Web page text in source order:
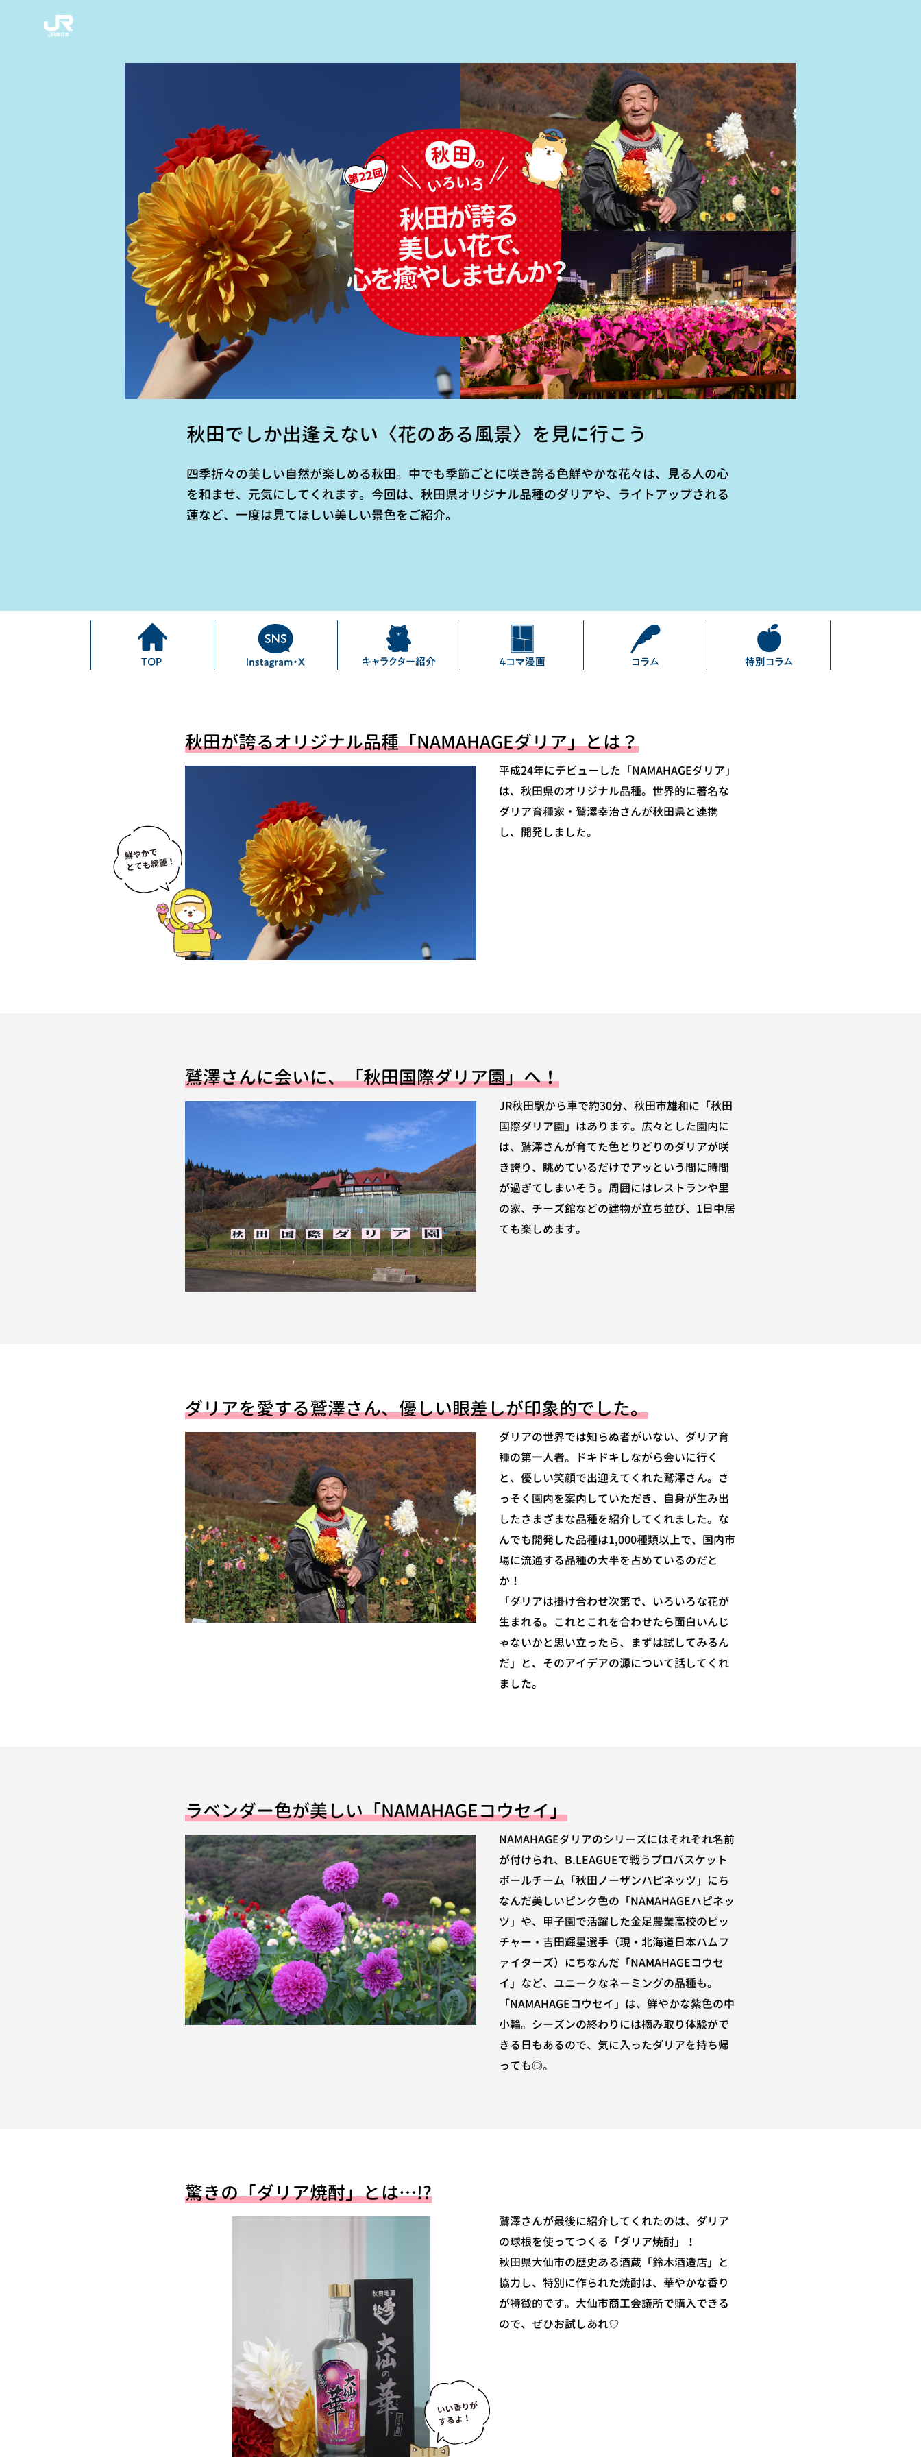
秋田でしか出逢えない〈花のある風景〉を見に行こう
四季折々の美しい自然が楽しめる秋田。中でも季節ごとに咲き誇る色鮮やかな花々は、見る人の心
を和ませ、元気にしてくれます。今回は、秋田県オリジナル品種のダリアや、ライトアップされる
蓮など、一度は見てほしい美しい景色をご紹介。
秋田が誇るオリジナル品種「NAMAHAGEダリア」とは？
平成24年にデビューした「NAMAHAGEダリア」
は、秋田県のオリジナル品種。世界的に著名な
ダリア育種家・鷲澤幸治さんが秋田県と連携
し、開発しました。
鷲澤さんに会いに、「秋田国際ダリア園」へ！
JR秋田駅から車で約30分、秋田市雄和に「秋田
国際ダリア園」はあります。広々とした園内に
は、鷲澤さんが育てた色とりどりのダリアが咲
き誇り、眺めているだけでアッという間に時間
が過ぎてしまいそう。周囲にはレストランや里
の家、チーズ館などの建物が立ち並び、1日中居
ても楽しめます。
ダリアを愛する鷲澤さん、優しい眼差しが印象的でした。
ダリアの世界では知らぬ者がいない、ダリア育
種の第一人者。ドキドキしながら会いに行く
と、優しい笑顔で出迎えてくれた鷲澤さん。さ
っそく園内を案内していただき、自身が生み出
したさまざまな品種を紹介してくれました。な
んでも開発した品種は1,000種類以上で、国内市
場に流通する品種の大半を占めているのだと
か！
「ダリアは掛け合わせ次第で、いろいろな花が
生まれる。これとこれを合わせたら面白いんじ
ゃないかと思い立ったら、まずは試してみるん
だ」と、そのアイデアの源について話してくれ
ました。
ラベンダー色が美しい「NAMAHAGEコウセイ」
NAMAHAGEダリアのシリーズにはそれぞれ名前
が付けられ、B.LEAGUEで戦うプロバスケット
ボールチーム「秋田ノーザンハピネッツ」にち
なんだ美しいピンク色の「NAMAHAGEハピネッ
ツ」や、甲子園で活躍した金足農業高校のピッ
チャー・吉田輝星選手（現・北海道日本ハムフ
ァイターズ）にちなんだ「NAMAHAGEコウセ
イ」など、ユニークなネーミングの品種も。
「NAMAHAGEコウセイ」は、鮮やかな紫色の中
小輪。シーズンの終わりには摘み取り体験がで
きる日もあるので、気に入ったダリアを持ち帰
っても◎。
驚きの「ダリア焼酎」とは…!?
鷲澤さんが最後に紹介してくれたのは、ダリア
の球根を使ってつくる「ダリア焼酎」！
秋田県大仙市の歴史ある酒蔵「鈴木酒造店」と
協力し、特別に作られた焼酎は、華やかな香り
が特徴的です。大仙市商工会議所で購入できる
ので、ぜひお試しあれ♡